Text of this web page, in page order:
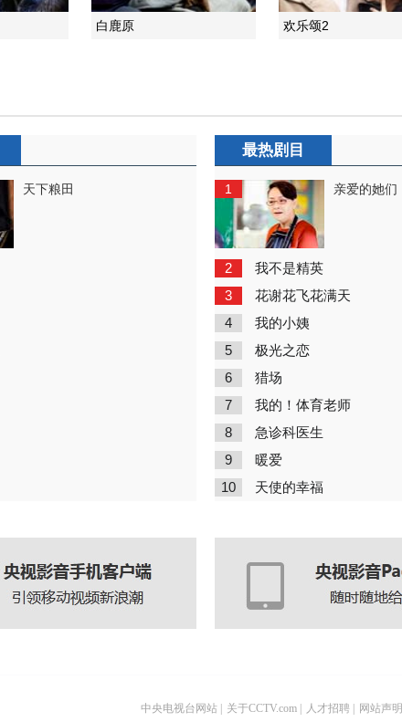
白鹿原 欢乐颂2
天下粮田
最热剧目
1 亲爱的她们
2 我不是精英
3 花谢花飞花满天
4 我的小姨
5 极光之恋
6 猎场
7 我的！体育老师
8 急诊科医生
9 暖爱
10 天使的幸福
中央电视台网站 关于CCTV.com 人才招聘 网站声明